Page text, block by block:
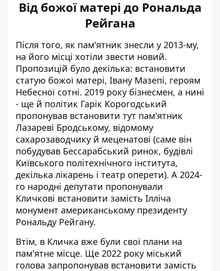
Від божої матері до Рональда
Рейгана
Після того, як пам'ятник знесли у 2013-му,
на його місці хотіли звести новий.
Пропозицій було декілька: встановити
статую божої матері, Івану Мазепі, героям
Небесної сотні. 2019 року бізнесмен, а нині
- ще й політик Гарік Корогодський
пропонував встановити тут пам'ятник
Лазареві Бродському, відомому
сахарозаводчику й меценатові (саме він
побудував Бессарабський ринок, будівлі
Київського політехнічного інститута,
декілька лікарень і театр оперети). А 2024-
го народні депутати пропонували
Кличкові встановити замість Ілліча
монумент американському президенту
Рональду Рейгану.
Втім, в Кличка вже були свої плани на
пам'ятне місце. Ще 2022 року міський
голова запропонував встановити замість